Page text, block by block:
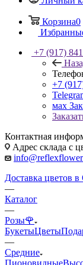
Корзина0
+7 (917)
+7
мах
Контактная
Адрес склада с
Доставка цветов
—
Каталог
—
Розы🌹
БукетыЦветы
—
Средние
Пионовидные